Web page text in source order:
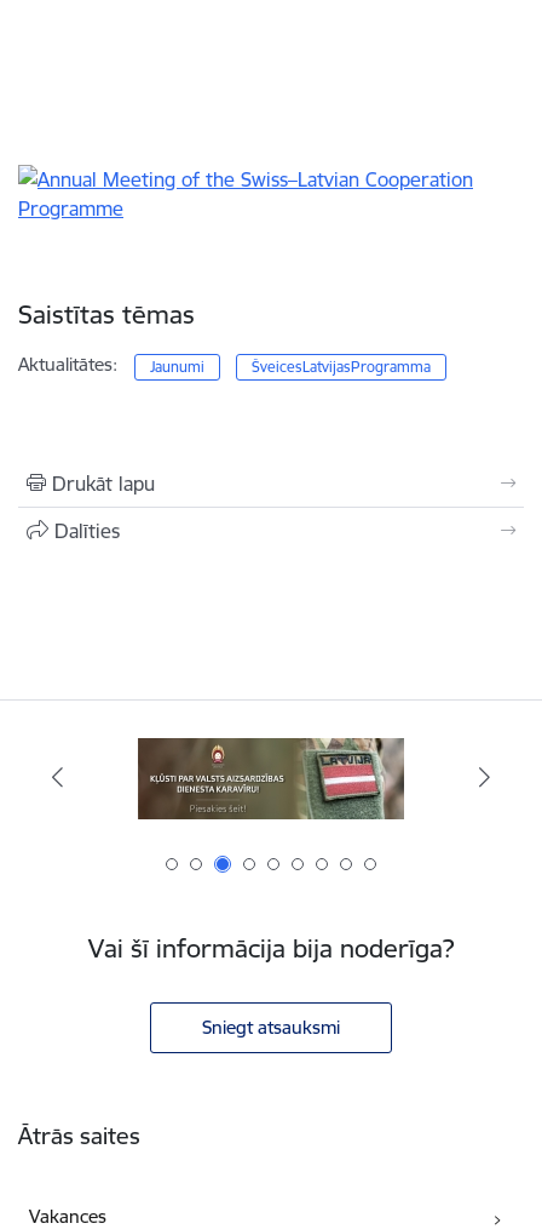
Saistītas tēmas
Aktualitātes: Jaunumi ŠveicesLatvijasProgramma
Drukāt lapu
Dalīties
Vai šī informācija bija noderīga?
Sniegt atsauksmi
Ātrās saites
Vakances